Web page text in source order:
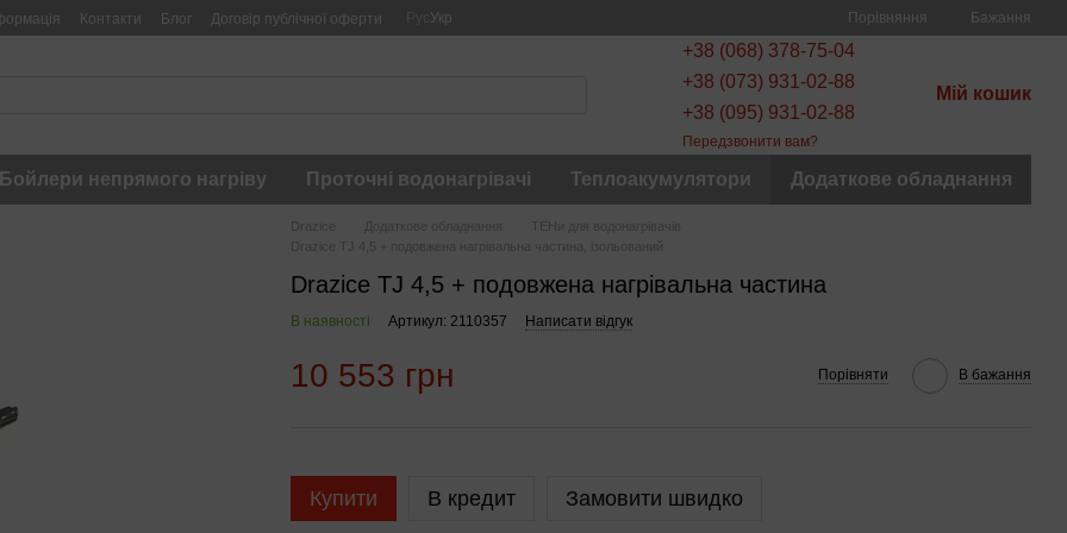
Контакти Блог Договір публічної оферти Укр Порівняння Бажання
+38 (068) 378-75-04
+38 (073) 931-02-88
+38 (095) 931-02-88
Передзвонити вам?
Мій кошик
Бойлери непрямого нагріву Проточні водонагрівачі Теплоакумулятори Додаткове обладнання
Drazice Додаткове обладнання
ТЕНи для водонагрівачів
Drazice TJ 4,5 + подовжена нагрівальна частина, ізольований
Drazice TJ 4,5 + подовжена нагрівальна частина
В наявності Артикул: 2110357 Написати відгук
10 553 грн Порівняти В бажання
Купити В кредит Замовити швидко